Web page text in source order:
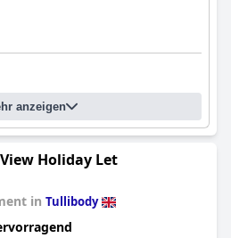
anzeigen
Holiday Let
in Tullibody